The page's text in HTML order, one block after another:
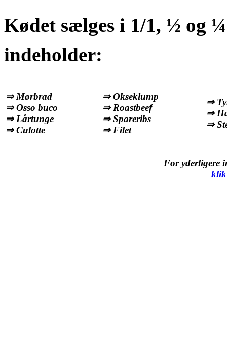
Kødet sælges i 1/1, ½ og
indeholder:
⇒ Mørbrad
⇒ Osso buco
⇒ Lårtunge
⇒ Culotte
⇒ Okseklump
⇒ Roastbeef
⇒ Spareribs
⇒ Filet
⇒
⇒
⇒
For yderligere